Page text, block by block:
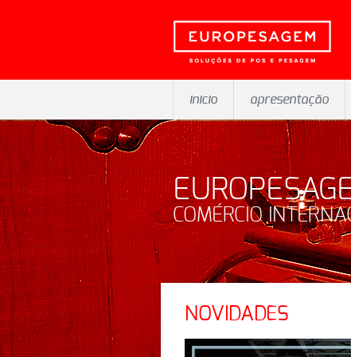
inicio apresentação
COMÉRCIO
NOVIDADES